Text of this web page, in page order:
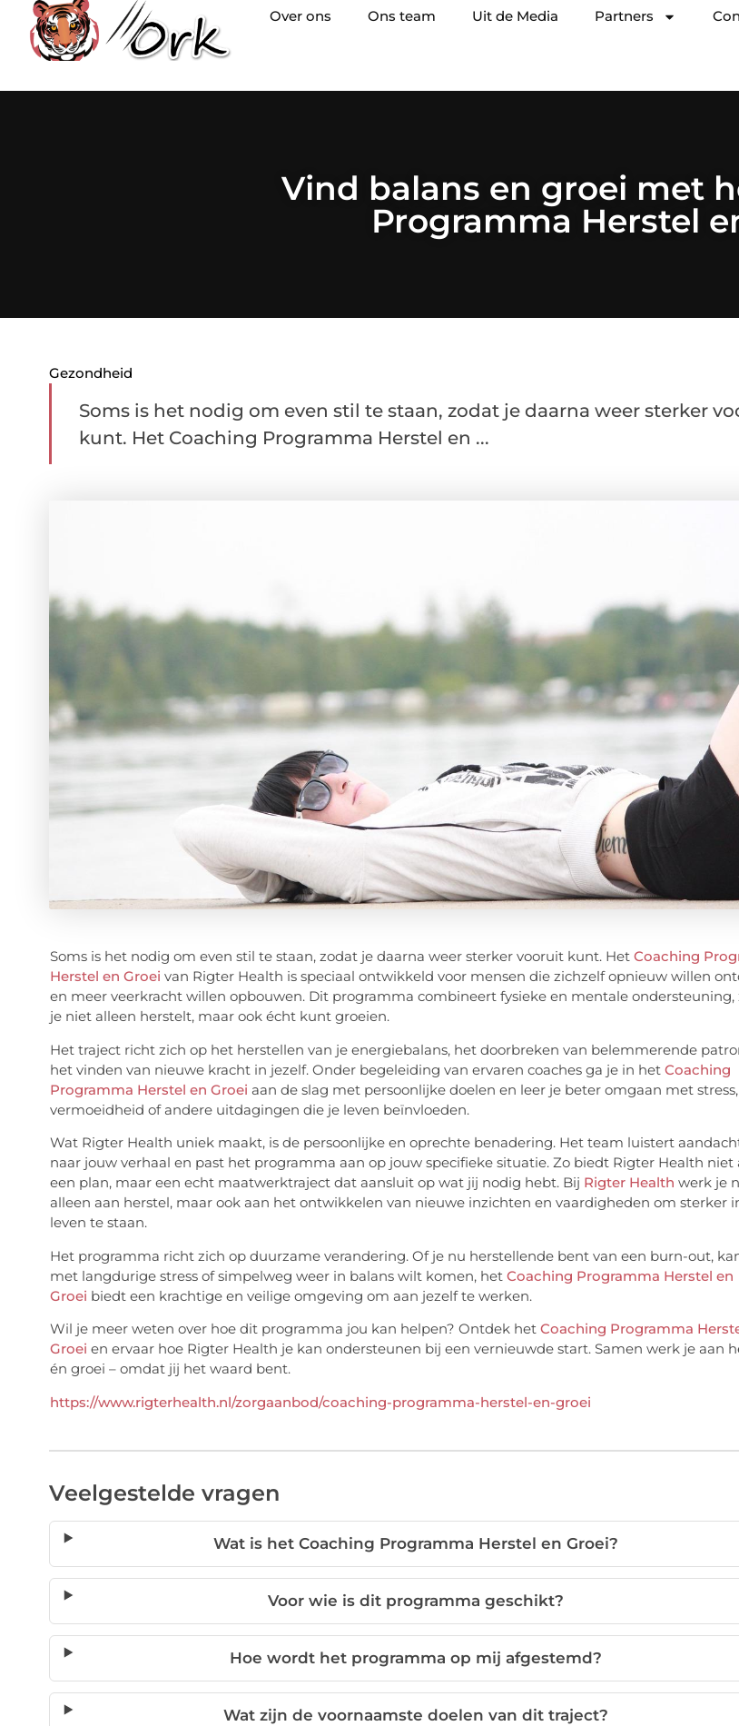
Over ons Ons team Uit de Media Partners
Vind balans en groei met
Programma Herstel
Gezondheid
Soms is het nodig om even stil te staan, zodat je daarna weer sterker
kunt. Het Coaching Programma Herstel en ...
Soms is het nodig om even stil te staan, zodat je daarna weer sterker vooruit kunt. Het Coaching
Herstel en Groei van Rigter Health is speciaal ontwikkeld voor mensen die zichzelf opnieuw willen
en meer veerkracht willen opbouwen. Dit programma combineert fysieke en mentale ondersteuning,
je niet alleen herstelt, maar ook écht kunt groeien.
Het traject richt zich op het herstellen van je energiebalans, het doorbreken van belemmerende
het vinden van nieuwe kracht in jezelf. Onder begeleiding van ervaren coaches ga je in het Coaching
Programma Herstel en Groei aan de slag met persoonlijke doelen en leer je beter omgaan met stress,
vermoeidheid of andere uitdagingen die je leven beïnvloeden.
Wat Rigter Health uniek maakt, is de persoonlijke en oprechte benadering. Het team luistert
naar jouw verhaal en past het programma aan op jouw specifieke situatie. Zo biedt Rigter Health niet
een plan, maar een echt maatwerktraject dat aansluit op wat jij nodig hebt. Bij Rigter Health werk je
alleen aan herstel, maar ook aan het ontwikkelen van nieuwe inzichten en vaardigheden om sterker
leven te staan.
Het programma richt zich op duurzame verandering. Of je nu herstellende bent van een burn-out,
met langdurige stress of simpelweg weer in balans wilt komen, het Coaching Programma Herstel en
Groei biedt een krachtige en veilige omgeving om aan jezelf te werken.
Wil je meer weten over hoe dit programma jou kan helpen? Ontdek het Coaching Programma
Groei en ervaar hoe Rigter Health je kan ondersteunen bij een vernieuwde start. Samen werk je aan
én groei – omdat jij het waard bent.
https://www.rigterhealth.nl/zorgaanbod/coaching-programma-herstel-en-groei
Veelgestelde vragen
Wat is het Coaching Programma Herstel en Groei?
Voor wie is dit programma geschikt?
Hoe wordt het programma op mij afgestemd?
Wat zijn de voornaamste doelen van dit traject?